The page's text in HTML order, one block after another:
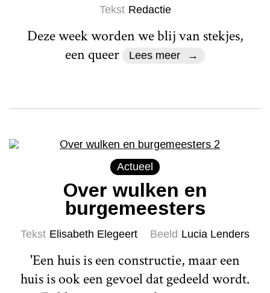
Tekst Redactie
Deze week worden we blij van stekjes,
een queer
Lees meer
Actueel
Over wulken en
burgemeesters
Tekst Elisabeth Elegeert Beeld Lucia Lenders
'Een huis is een constructie, maar een
huis is ook een gevoel dat gedeeld wordt.